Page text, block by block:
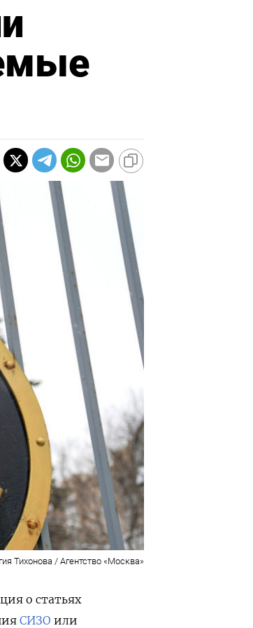
Тихонова / Агентство «Москва»
о статьях
СИЗО или